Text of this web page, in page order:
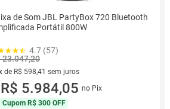
de Som JBL PartyBox 720 Bluetooth
Portátil 800W
4.7 (57)
23.047,20
de R$ 598,41 sem juros
vez de R$ 598,41 sem juros
R$ 5.984,05 no Pix
Cupom R$ 300 OFF